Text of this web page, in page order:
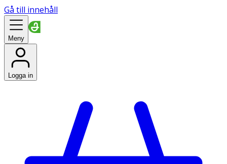
Gå till innehåll
Meny
Logga in